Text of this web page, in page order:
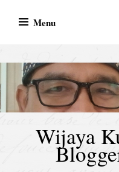
Menu
Wijaya